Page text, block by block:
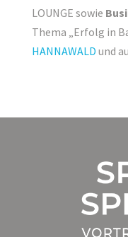
LOUNGE sowie
Thema „Erfolg in
HANNAWALD und